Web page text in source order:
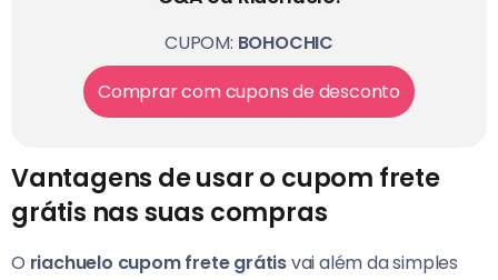
CUPOM: BOHOCHIC
Comprar com cupons de desconto
Vantagens de usar o cupom frete
grátis nas suas compras
O riachuelo cupom frete grátisvai além da simples